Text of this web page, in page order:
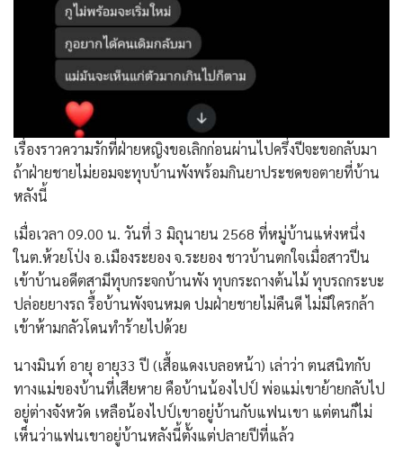
เรื่องราวความรักที่ฝ่ายหญิงขอเลิกก่อนผ่านไปครึ่งปีจะขอกลับมา
ถ้าฝ่ายชายไม่ยอมจะทุบบ้านพังพร้อมกินยาประชดขอตายที่บ้าน
หลังนี้
เมื่อเวลา 09.00 น. วันที่ 3 มิถุนายน 2568 ที่หมู่บ้านแห่งหนึ่ง
ในต.ห้วยโป่ง อ.เมืองระยอง จ.ระยอง ชาวบ้านตกใจเมื่อสาวปีน
เข้าบ้านอดีตสามีทุบกระจกบ้านพัง ทุบกระถางต้นไม้ ทุบรถกระบะ
ปล่อยยางรถ รื้อบ้านพังจนหมด ปมฝ่ายชายไม่คืนดี ไม่มีใครกล้า
เข้าห้ามกลัวโดนทำร้ายไปด้วย
นางมินท์ อายุ อายุ33 ปี (เสื้อแดงเบลอหน้า) เล่าว่า ตนสนิทกับ
ทางแม่ของบ้านที่เสียหาย คือบ้านน้องไปป์ พ่อแม่เขาย้ายกลับไป
อยู่ต่างจังหวัด เหลือน้องไปป์เขาอยู่บ้านกับแฟนเขา แต่ตนก็ไม่
เห็นว่าแฟนเขาอยู่บ้านหลังนี้ตั้งแต่ปลายปีที่แล้ว